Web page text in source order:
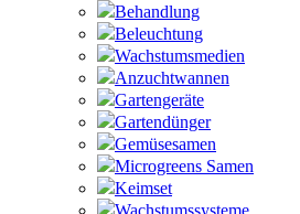
Behandlung
Beleuchtung
Wachstumsmedien
Anzuchtwannen
Gartengeräte
Gartendünger
Gemüsesamen
Microgreens Samen
Keimset
Wachstumssysteme